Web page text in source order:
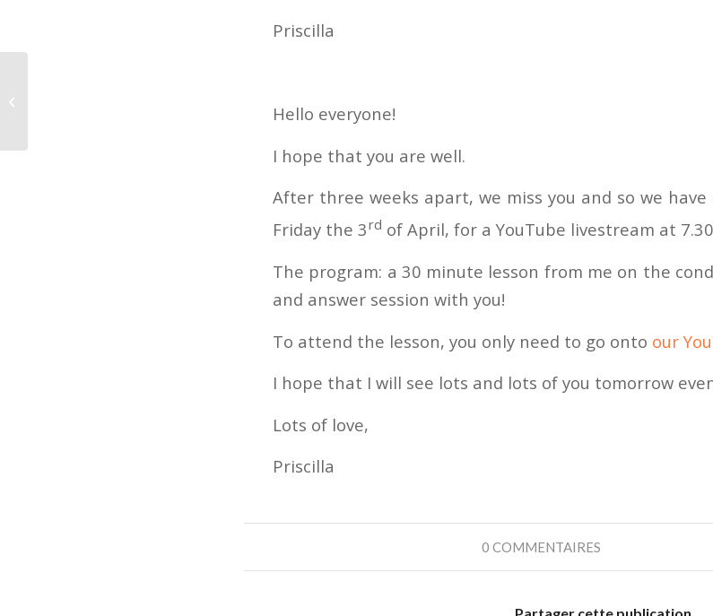
Priscilla
Hello everyone!
I hope that you are well.
After three weeks apart, we miss you and so we
Friday the 3rd of April, for a YouTube livestream at
The program: a 30 minute lesson from me on the
and answer session with you!
To attend the lesson, you only need to go onto our
I hope that I will see lots and lots of you tomorrow
Lots of love,
Priscilla
0 COMMENTAIRES